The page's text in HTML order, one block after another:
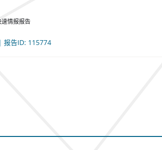
速情报报告
报告ID: 115774